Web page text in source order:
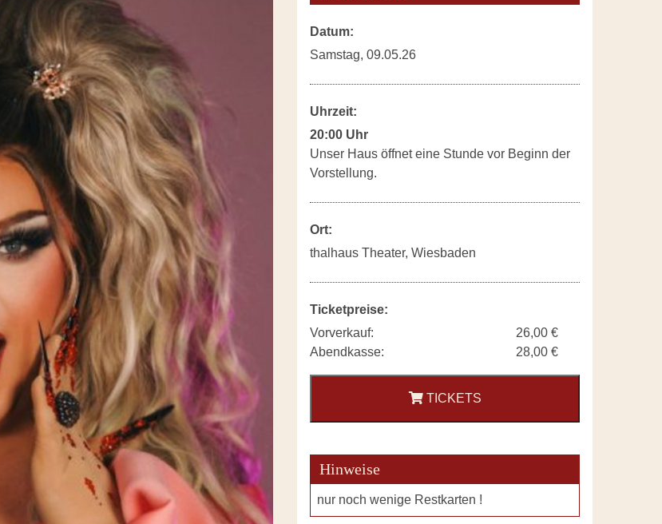
Datum:
Samstag, 09.05.26
Uhrzeit:
20:00 Uhr
Unser Haus öffnet eine Stunde vor Beginn der
Vorstellung.
Ort:
thalhaus Theater, Wiesbaden
Ticketpreise:
Vorverkauf:
26,00 €
Abendkasse:
28,00 €
TICKETS
Hinweise
nur noch wenige Restkarten !